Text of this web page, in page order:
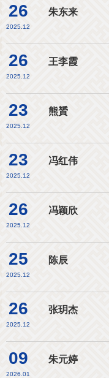
26
2025.12
朱东来
26
2025.12
王李霞
23
2025.12
熊贇
23
2025.12
冯红伟
26
2025.12
冯颖欣
25
2025.12
陈辰
26
2025.12
张玥杰
09
2026.01
朱元婷